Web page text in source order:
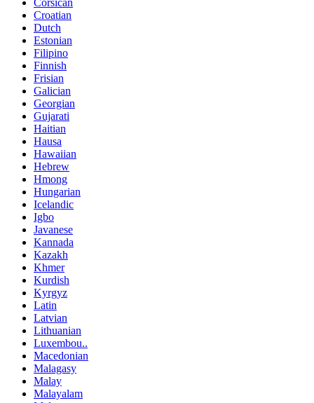
Corsican
Croatian
Dutch
Estonian
Filipino
Finnish
Frisian
Galician
Georgian
Gujarati
Haitian
Hausa
Hawaiian
Hebrew
Hmong
Hungarian
Icelandic
Igbo
Javanese
Kannada
Kazakh
Khmer
Kurdish
Kyrgyz
Latin
Latvian
Lithuanian
Luxembou..
Macedonian
Malagasy
Malay
Malayalam